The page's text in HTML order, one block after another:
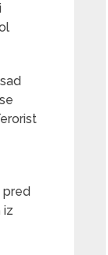
pred
iz